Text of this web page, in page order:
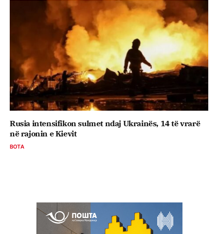
Rusia intensifikon sulmet ndaj Ukrainës, 14 të vrarë
në rajonin e Kievit
BOTA